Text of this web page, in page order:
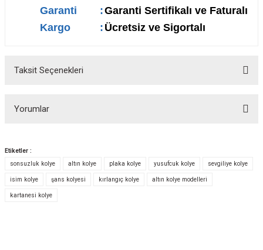
Garanti
:Garanti Sertifikalı ve Faturalı
Kargo
: Ücretsiz ve Sigortalı
Taksit Seçenekleri
Yorumlar
Bu ürüne ilk yorumu siz yapın!
Etiketler :
sonsuzluk kolye
altın kolye plaka kolye yusufcuk kolye sevgiliye kolye
isim kolye şans kolyesi kırlangıç kolye altın kolye modelleri
kartanesi kolye